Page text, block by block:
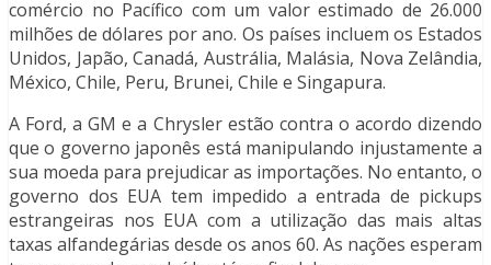
comércio no Pacífico com um valor estimado de 26.000
milhões de dólares por ano. Os países incluem os Estados
Unidos, Japão, Canadá, Austrália, Malásia, Nova Zelândia,
México, Chile, Peru, Brunei, Chile e Singapura.
A Ford, a GM e a Chrysler estão contra o acordo dizendo
que o governo japonês está manipulando injustamente a
sua moeda para prejudicar as importações. No entanto, o
governo dos EUA tem impedido a entrada de pickups
estrangeiras nos EUA com a utilização das mais altas
taxas alfandegárias desde os anos 60. As nações esperam